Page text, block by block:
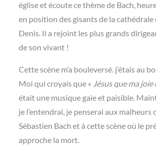
église et écoute ce thème de Bach,
en position des gisants de la cathédrale
Denis. Il a rejoint les plus grands
de son vivant !
Cette scène m’a bouleversé. j’étais au
Moi qui croyais que « Jésus que ma
était une musique gaie et paisible.
je l’entendrai, je penserai aux malheurs
Sébastien Bach et à cette scène où le
approche la mort.